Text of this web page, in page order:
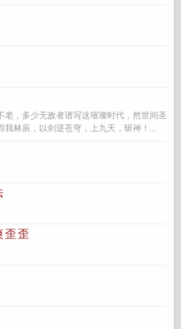
老，多少无敌者谱写这璀璨时代，然世间圣
我林辰，以剑逆苍穹，上九天，斩神！...
歪歪